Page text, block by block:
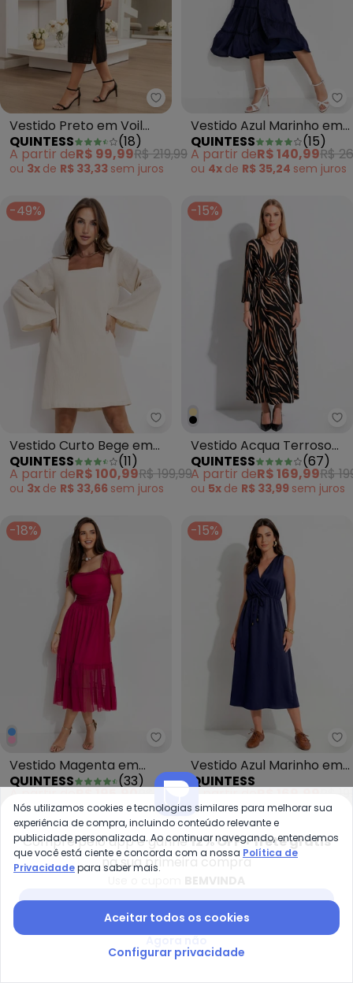
Quintess - Vestido Preto em
Vestido Preto em Voil
Devorê
QUINTESS (18)
A partir deR$ 99,99R$ 219,99
ou 3x de R$ 33,33 semjuros
Vestido Azul Marinho em
Cetim
QUINTESS (15)
A partir deR$ 140,99R$
ou 4x de R$ 35,24 semjuros
-49%
Quintess - Vestido Curto
Vestido Curto Bege em
Gaze de Algodão com
Manga Ampla e Decote
QUINTESS (11)
A partir deR$ 100,99R$ 199,99
ou 3x de R$ 33,66 semjuros
-15%
Vestido Acqua Terroso
em Malha de Viscose
QUINTESS (67)
A partir deR$ 169,99R$
ou 5x de R$ 33,99 semjuros
-18%
Quintess - Vestido Magenta
Vestido Magenta em
Tule.
QUINTESS (33)
A partir de
ou6xdeR$ 32,65semjuros
-15%
Vestido Azul Marinho em
Acetinado
QUINTESS
ou5xde R$ 33,99semjuros
-15% -53%
Compre pelo app e ganhe12% OFF + frete grátis
na sua primeira compra
Nós utilizamos cookies e tecnologias similares para melhorar sua
experiência de compra, incluindo conteúdo relevante e
publicidade personalizada. Ao continuar navegando, entendemos
que você está ciente e concorda com a nossa Política de
Privacidadepara saber mais.
Aceitar todos os cookies
Configurar privacidade